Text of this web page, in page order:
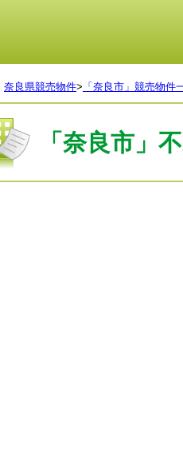
奈良県競売物件> 「奈良市」競売物件
「奈良市」